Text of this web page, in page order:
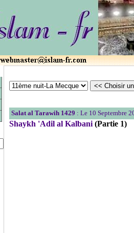
Salat al Tarawih 1429 : Le 10 Septembre
Shaykh 'Adil al Kalbani (Partie 1)